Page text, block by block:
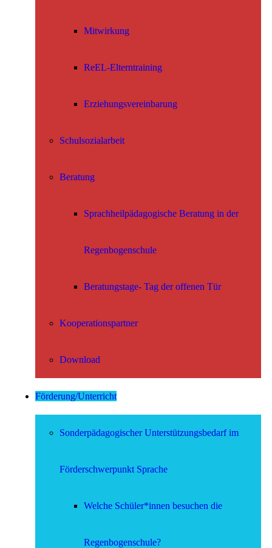
Mitwirkung
ReEL-Elterntraining
Erziehungsvereinbarung
Schulsozialarbeit
Beratung
Sprachheilpädagogische Beratung in der
Regenbogenschule
Beratungstage- Tag der offenen Tür
Kooperationspartner
Download
Förderung/Unterricht
Sonderpädagogischer Unterstützungsbedarf im
Förderschwerpunkt Sprache
Welche Schüler*innen besuchen die
Regenbogenschule?